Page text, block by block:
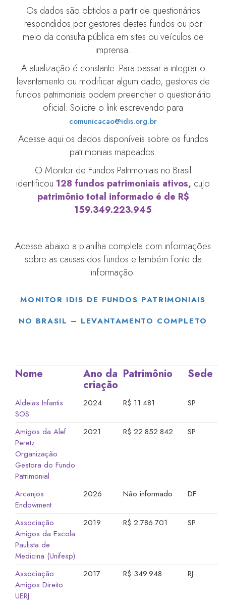
Os dados são obtidos a partir de questionários
respondidos por gestores destes fundos ou por
meio da consulta pública em sites ou veículos de
imprensa.
A atualização é constante. Para passar a integrar o
levantamento ou modificar algum dado, gestores de
fundos patrimoniais podem preencher o questionário
oficial. Solicite o link escrevendo para
comunicacao@idis.org.br
Acesse aqui os dados disponíveis sobre os fundos
patrimoniais mapeados.
O Monitor de Fundos Patrimoniais no Brasil
identificou 128 fundos patrimoniais ativos, cujo
patrimônio total informado é de R$
159.349.223.945
Acesse abaixo a planilha completa com informações
sobre as causas dos fundos e também fonte da
informação.
MONITOR IDIS DE FUNDOS PATRIMONIAIS
NO BRASIL – LEVANTAMENTO COMPLETO
Nome Ano da
criação
Patrimônio Sede
Aldeias Infantis
SOS
2024 R$ 11.481 SP
Amigos da Alef
Peretz
Organização
Gestora do Fundo
Patrimonial
2021 R$ 22.852.842 SP
Arcanjos
Endowment
2026 Não informado DF
Associação
Amigos da Escola
Paulista de
Medicina (Unifesp)
2019 R$ 2.786.701 SP
Associação
Amigos Direito
UERJ
2017 R$ 349.948 RJ